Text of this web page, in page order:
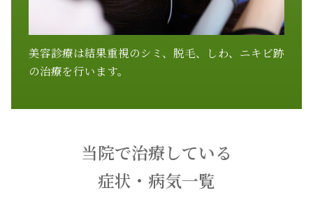
美容診療は結果重視のシミ、脱毛、しわ、ニキビ跡
の治療を行います。
当院で治療している
症状・病気一覧